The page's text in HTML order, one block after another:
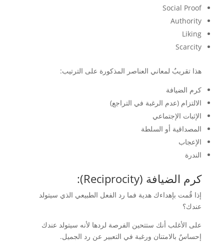
Social Proof
Authority
Liking
Scarcity
هذا تقريبٌ لمعاني العناصر المذكورة على الترتيب:
كرم الضيافة
الالتزام (عدم الرغبة في التراجع)
الإثبات الإجتماعي
المصداقية أو السلطة
الإعجاب
الندرة
كرم الضيافة (Reciprocity):
إذا قُمت بإهداءك هدية فما رد الفعل الطبيعي الذي سيتولد
عندك؟
على الأغلب أنك ستتحين الفرصة لردها لأنه سيتولد عندك
إحساسٌ بالامتنان ورغبة في التعبير عن رد الجميل.